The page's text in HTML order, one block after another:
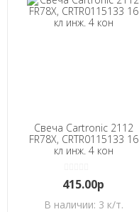
Свеча Cartronic 2112
FR78X, CRTR0115133 16
кл инж. 4 кон
415.00р
В наличии: 3 к/т.